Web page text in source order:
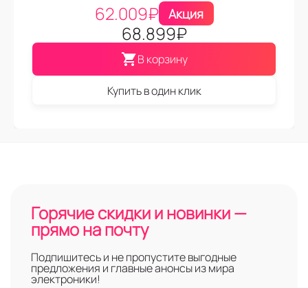
62.009₽ Акция
68.899₽
В корзину
Купить в один клик
Горячие скидки и новинки —
прямо на почту
Подпишитесь и не пропустите выгодные
предложения и главные анонсы из мира
электроники!